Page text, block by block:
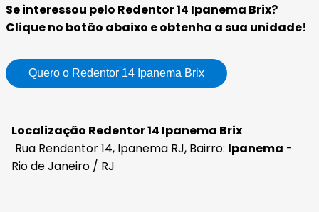
Se interessou pelo Redentor 14 Ipanema Brix?
Clique no botão abaixo e obtenha a sua unidade!
Quero o Redentor 14 Ipanema Brix
Localização Redentor 14 Ipanema Brix
Rua Rendentor 14, Ipanema RJ, Bairro: Ipanema -
Rio de Janeiro / RJ